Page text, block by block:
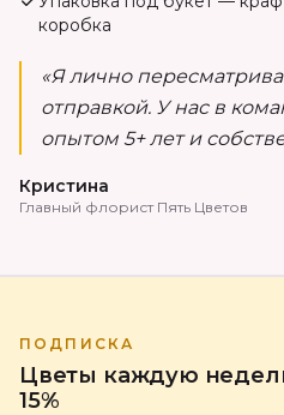
коробка
«Я лично
отправкой. У нас в
опытом 5+ лет и
Кристина
Главный флорист Пять Цветов
ПОДПИСКА
Цветы каждую
15%